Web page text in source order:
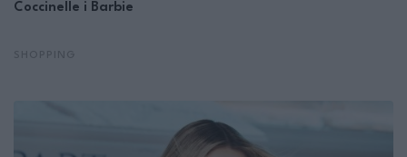
Coccinelle i Barbie